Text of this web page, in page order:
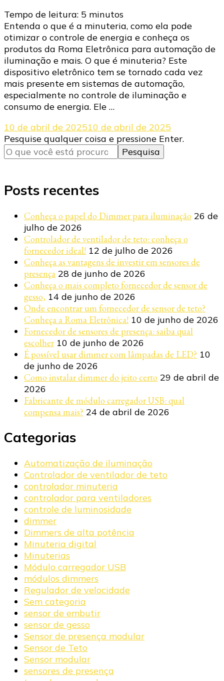
Tempo de leitura: 5 minutos
Entenda o que é a minuteria, como ela pode
otimizar o controle de energia e conheça os
produtos da Roma Eletrônica para automação de
iluminação e mais. O que é minuteria? Este
dispositivo eletrônico tem se tornado cada vez
mais presente em sistemas de automação,
especialmente no controle de iluminação e
consumo de energia. Ele …
10 de abril de 202510 de abril de 2025
Procurando
algo?
Pesquise qualquer coisa e pressione Enter.
Posts recentes
Conheça o papel do Dimmer para iluminação 26 de
julho de 2026
Controlador de ventilador de teto: conheça o
fornecedor ideal! 12 de julho de 2026
Conheça as vantagens de investir em sensores de
presença 28 de junho de 2026
Conheça o mais completo fornecedor de sensor de
gesso, 14 de junho de 2026
Onde encontrar um fornecedor de sensor de teto?
Conheça a Roma Eletrônica! 10 de junho de 2026
Fornecedor de sensores de presença: saiba qual
escolher 10 de junho de 2026
É possível usar dimmer com lâmpadas de LED? 10
de junho de 2026
Como instalar dimmer do jeito certo 29 de abril de
2026
Fabricante de módulo carregador USB: qual
compensa mais? 24 de abril de 2026
Categorias
Automatização de iluminação
Controlador de ventilador de teto
controlador minuteria
controlador para ventiladores
controle de luminosidade
dimmer
Dimmers de alta potência
Minuteria digital
Minuterias
Módulo carregador USB
módulos dimmers
Regulador de velocidade
Sem categoria
sensor de embutir
sensor de gesso
Sensor de presença modular
Sensor de Teto
Sensor modular
sensores de presença